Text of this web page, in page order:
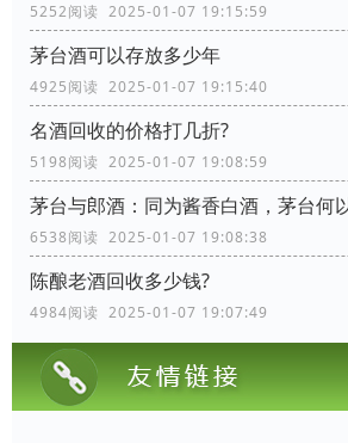
5252阅读 2025-01-07 19:15:59
茅台酒可以存放多少年
4925阅读 2025-01-07 19:15:40
名酒回收的价格打几折?
5198阅读 2025-01-07 19:08:59
6538阅读 2025-01-07 19:08:38
陈酿老酒回收多少钱?
4984阅读 2025-01-07 19:07:49